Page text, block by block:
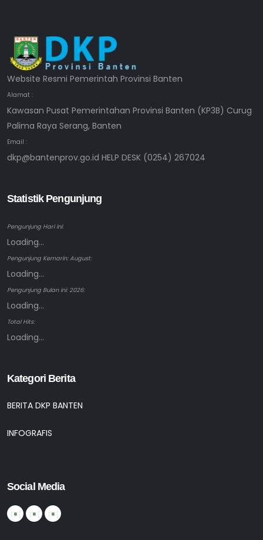
Website Resmi Pemerintah Provinsi Banten
Alamat :
Kawasan Pusat Pemerintahan Provinsi Banten (KP3B) Curug
Palima Raya Serang, Banten
Email :
dkp@bantenprov.go.id HELP DESK (0254) 267024
Statistik Pengunjung
Pengunjung Hari ini:
Loading...
Pengunjung Kemarin: August:
Loading...
Pengunjung Bulan ini: 2026:
Loading...
Total Hits:
Loading...
Kategori Berita
BERITA DKP BANTEN
INFOGRAFIS
Social Media